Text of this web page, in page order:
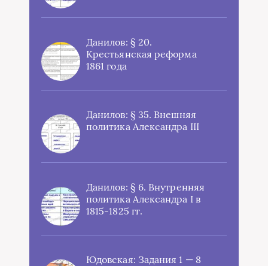
Данилов: § 20.
Крестьянская реформа
1861 года
Данилов: § 35. Внешняя
политика Александра III
Данилов: § 6. Внутренняя
политика Александра I в
1815-1825 гг.
Юдовская: Задания 1 — 8